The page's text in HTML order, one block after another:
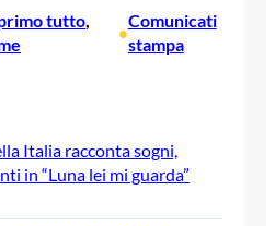
tutto
•
Comunicati
stampa
Italia racconta sogni,
in “Luna lei mi guarda”